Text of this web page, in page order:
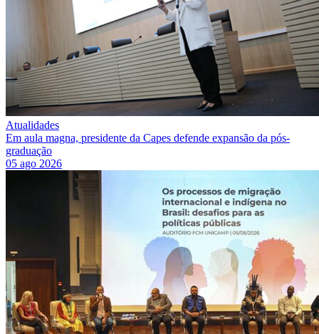
Atualidades
Em aula magna, presidente da Capes defende expansão da pós-
graduação
05 ago 2026